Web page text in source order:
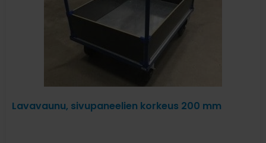
Lavavaunu, sivupaneelien korkeus 200 mm